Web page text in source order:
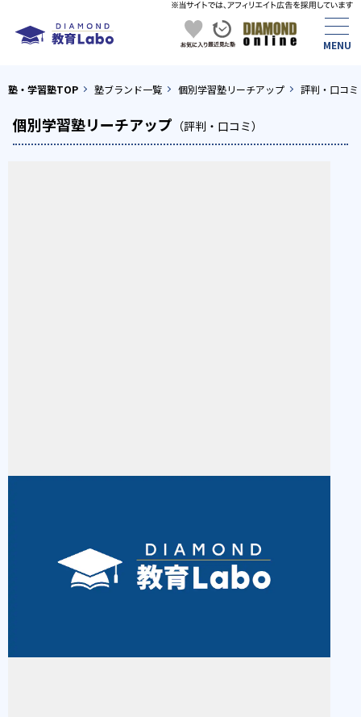
塾・学習塾TOP 塾ブランド一覧 個別学習塾リーチアップ 評判・口コミ
個別学習塾リーチアップ （評判・口コミ）